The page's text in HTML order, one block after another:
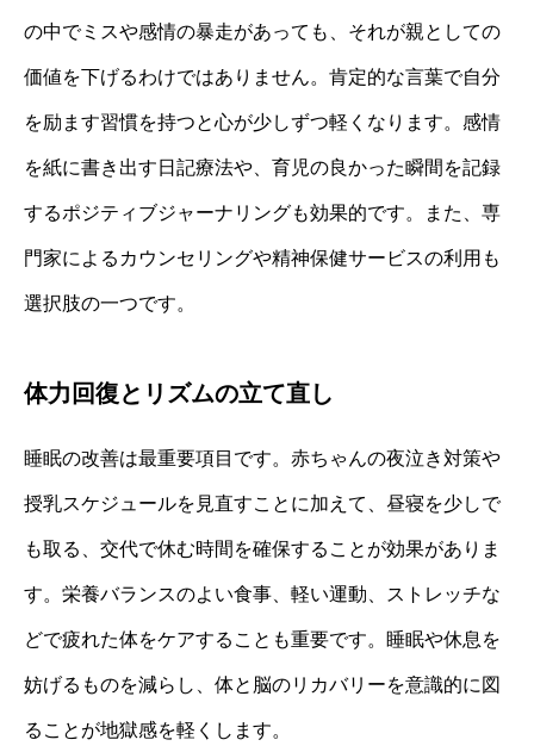
の中でミスや感情の暴走があっても、それが親としての
価値を下げるわけではありません。肯定的な言葉で自分
を励ます習慣を持つと心が少しずつ軽くなります。感情
を紙に書き出す日記療法や、育児の良かった瞬間を記録
するポジティブジャーナリングも効果的です。また、専
門家によるカウンセリングや精神保健サービスの利用も
選択肢の一つです。
体力回復とリズムの立て直し
睡眠の改善は最重要項目です。赤ちゃんの夜泣き対策や
授乳スケジュールを見直すことに加えて、昼寝を少しで
も取る、交代で休む時間を確保することが効果がありま
す。栄養バランスのよい食事、軽い運動、ストレッチな
どで疲れた体をケアすることも重要です。睡眠や休息を
妨げるものを減らし、体と脳のリカバリーを意識的に図
ることが地獄感を軽くします。